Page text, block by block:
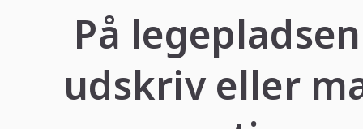
På
udskriv eller